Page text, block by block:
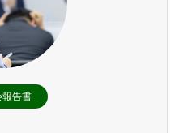
告書